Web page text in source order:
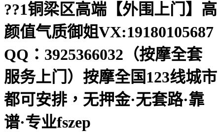
??1铜梁区高端【外围上门】高
颜值气质御姐VX:19180105687
QQ：3925366032（按摩全套
服务上门）按摩全国123线城市
都可安排，无押金·无套路·靠
谱·专业fszep